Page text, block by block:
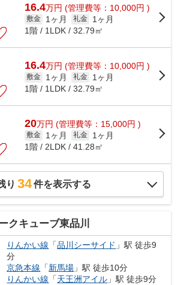
16.4万円 (管理費等：10,000円 )
敷金 1ヶ月 礼金
1ヶ月
1階 / 1LDK / 32.79㎡
16.4万円 (管理費等：10,000円 )
敷金 1ヶ月 礼金
1ヶ月
1階 / 1LDK / 32.79㎡
20万円 (管理費等：15,000円 )
敷金 1ヶ月 礼金
1ヶ月
1階 / 2LDK / 41.28㎡
り 34件を表示する
クキューブ東品川
りんかい線 「品川シーサイド 」駅 徒歩9
分
京急本線 「新馬場 」駅 徒歩10分
りんかい線 「天王洲アイル 」駅 徒歩9分